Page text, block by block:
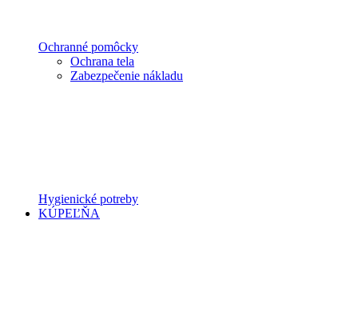
Ochranné pomôcky
Ochrana tela
Zabezpečenie nákladu
Hygienické potreby
KÚPEĽŇA